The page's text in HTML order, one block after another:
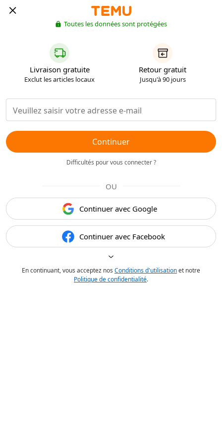
Toutes les données sont protégées
Livraison gratuite
Exclut les articles locaux
Retour gratuit
Jusqu'à 90 jours
Continuer
Difficultés pour vous connecter ?
OU
Continuer avec Google
Continuer avec Facebook
En continuant, vous acceptez nos Conditions d'utilisationet notre
Politique de confidentialité.